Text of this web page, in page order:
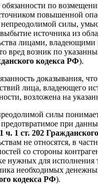
по
повышенной
непреодолимой силы,
источника из
лицами,
вред возник по
кодекса РФ).
доказывания,
лица, владеющего
возложена на
силы
при
ч. 1 ст. 202
не относятся, в
со стороны
нужных для исполнения
необходимых
кодекса РФ).